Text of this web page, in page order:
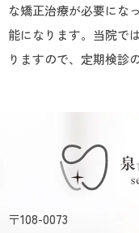
な矯正治療が必要にな
能になります。当院で
りますので、定期検診
〒108-0073